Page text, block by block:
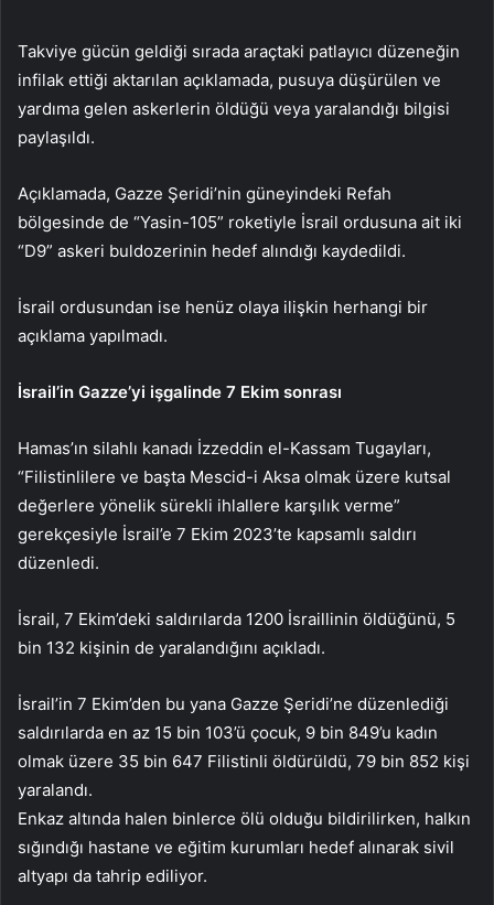
Takviye gücün geldiği sırada araçtaki patlayıcı düzeneğin
infilak ettiği aktarılan açıklamada, pusuya düşürülen ve
yardıma gelen askerlerin öldüğü veya yaralandığı bilgisi
paylaşıldı.
Açıklamada, Gazze Şeridi’nin güneyindeki Refah
bölgesinde de “Yasin-105” roketiyle İsrail ordusuna ait iki
“D9” askeri buldozerinin hedef alındığı kaydedildi.
İsrail ordusundan ise henüz olaya ilişkin herhangi bir
açıklama yapılmadı.
İsrail’in Gazze’yi işgalinde 7 Ekim sonrası
Hamas’ın silahlı kanadı İzzeddin el-Kassam Tugayları,
“Filistinlilere ve başta Mescid-i Aksa olmak üzere kutsal
değerlere yönelik sürekli ihlallere karşılık verme”
gerekçesiyle İsrail’e 7 Ekim 2023’te kapsamlı saldırı
düzenledi.
İsrail, 7 Ekim’deki saldırılarda 1200 İsraillinin öldüğünü, 5
bin 132 kişinin de yaralandığını açıkladı.
İsrail’in 7 Ekim’den bu yana Gazze Şeridi’ne düzenlediği
saldırılarda en az 15 bin 103’ü çocuk, 9 bin 849’u kadın
olmak üzere 35 bin 647 Filistinli öldürüldü, 79 bin 852 kişi
yaralandı.
Enkaz altında halen binlerce ölü olduğu bildirilirken, halkın
sığındığı hastane ve eğitim kurumları hedef alınarak sivil
altyapı da tahrip ediliyor.